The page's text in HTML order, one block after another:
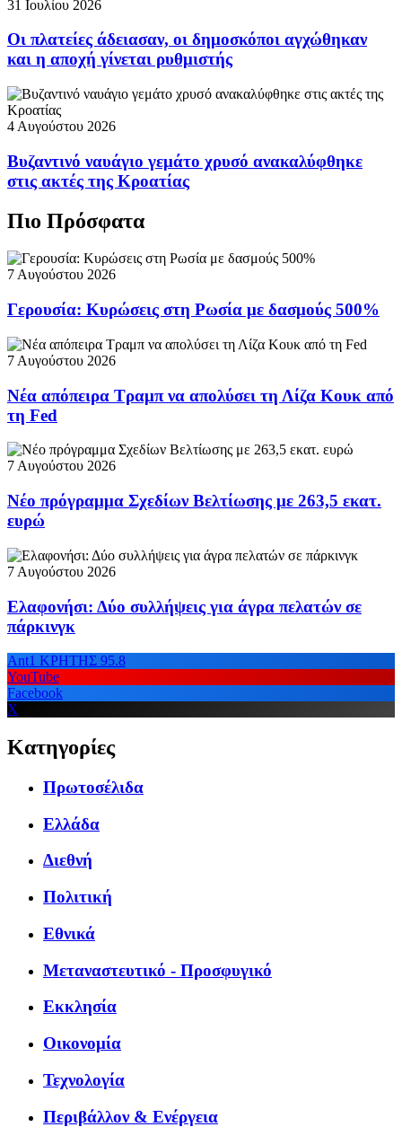
31 Ιουλίου 2026
Οι πλατείες άδειασαν, οι δημοσκόποι αγχώθηκαν
και η αποχή γίνεται ρυθμιστής
4 Αυγούστου 2026
Βυζαντινό ναυάγιο γεμάτο χρυσό ανακαλύφθηκε
στις ακτές της Κροατίας
Πιο Πρόσφατα
7 Αυγούστου 2026
Γερουσία: Κυρώσεις στη Ρωσία με δασμούς 500%
7 Αυγούστου 2026
Νέα απόπειρα Τραμπ να απολύσει τη Λίζα Κουκ από
τη Fed
7 Αυγούστου 2026
Νέο πρόγραμμα Σχεδίων Βελτίωσης με 263,5 εκατ.
ευρώ
7 Αυγούστου 2026
Ελαφονήσι: Δύο συλλήψεις για άγρα πελατών σε
πάρκινγκ
Ant1 ΚΡΗΤΗΣ 95.8
YouTube
Facebook
X
Κατηγορίες
Πρωτοσέλιδα
Ελλάδα
Διεθνή
Πολιτική
Εθνικά
Μεταναστευτικό - Προσφυγικό
Εκκλησία
Οικονομία
Τεχνολογία
Περιβάλλον & Ενέργεια